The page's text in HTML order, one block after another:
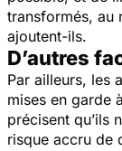
transformés, au
ajoutent-ils.
D’autres
Par ailleurs, les
mises en garde
précisent qu’ils
risque accru de